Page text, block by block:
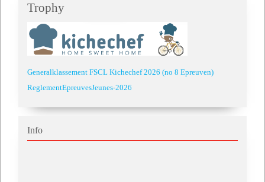
Trophy
Generalklassement FSCL Kichechef 2026 (no 8 Epreuven)
ReglementEpreuvesJeunes-2026
Info